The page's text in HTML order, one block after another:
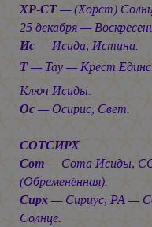
ХР-СТ— (Хорст)
25 декабря —
Ис— Исида, Истина.
Т— Тау — Крест
Ключ Исиды.
Ос— Осирис, Свет.
СОТСИРХ
Сот— Сота Исиды,
(Обременённая).
Сирх— Сириус, РА —
Солнце.